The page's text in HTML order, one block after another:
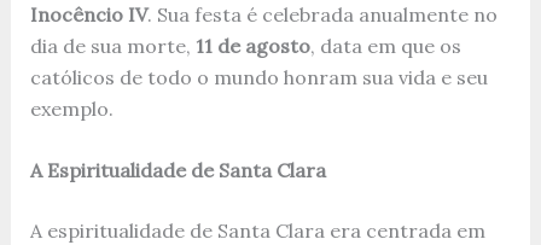
Inocêncio IV. Sua festa é celebrada anualmente no
dia de sua morte, 11 de agosto, data em que os
católicos de todo o mundo honram sua vida e seu
exemplo.
A Espiritualidade de Santa Clara
A espiritualidade de Santa Clara era centrada em